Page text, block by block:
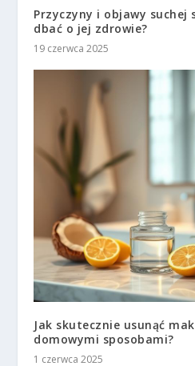
Przyczyny i objawy suchej
dbać o jej zdrowie?
19 czerwca 2025
Jak skutecznie usunąć
domowymi sposobami?
1 czerwca 2025